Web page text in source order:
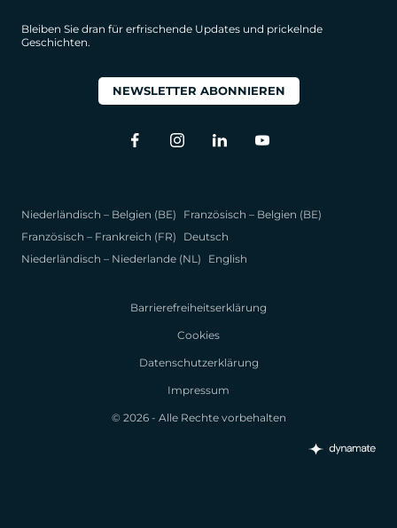
Bleiben Sie dran für erfrischende Updates und prickelnde
Geschichten.
NEWSLETTER ABONNIEREN
Niederländisch – Belgien (BE)
Französisch – Belgien (BE)
Französisch – Frankreich (FR)
Deutsch
Niederländisch – Niederlande (NL)
English
Barrierefreiheitserklärung
Cookies
Datenschutzerklärung
Impressum
© 2026 - Alle Rechte vorbehalten